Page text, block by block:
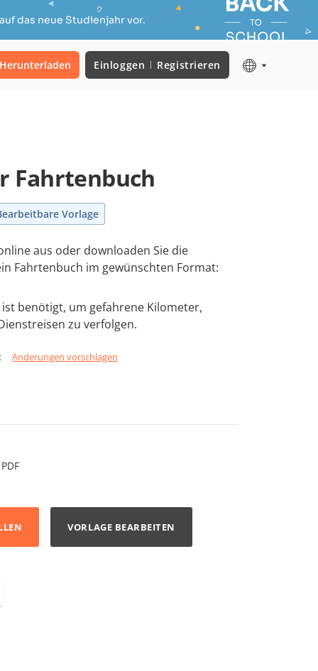
das neue Studienjahr vor.
Herunterladen Einloggen Registrieren
Fahrtenbuch
Vorlage
aus oder downloaden Sie die
Fahrtenbuch im gewünschten Format:
benötigt, um gefahrene Kilometer,
zu verfolgen.
Änderungen vorschlagen
PDF
VORLAGE BEARBEITEN